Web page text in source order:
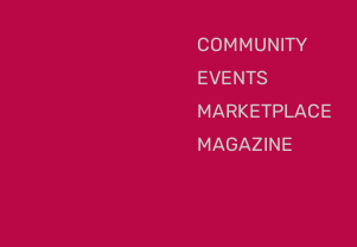
COMMUNITY
EVENTS
MARKETPLACE
MAGAZINE